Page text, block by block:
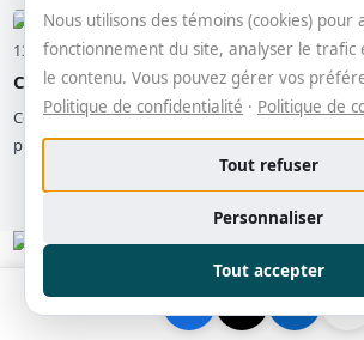
13 juil. 2026
Concentré IA - semaine du 6 au 12
Cette semaine : AWS réduit de 87% les cycles de
pharmaceutique, Anthro...
Votre plateforme d'information
artificielle, aux technologies
Nous utilisons des témoins (cookies) pour
fonctionnement du site, analyser le trafic
le contenu. Vous pouvez gérer vos
Politique de confidentialité · Politique de
Tout refuser
Personnaliser
Tout accepter